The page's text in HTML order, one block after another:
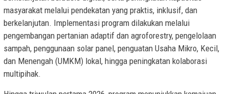
masyarakat melalui pendekatan yang praktis, inklusif, dan
berkelanjutan. Implementasi program dilakukan melalui
pengembangan pertanian adaptif dan agroforestry, pengelolaan
sampah, penggunaan solar panel, penguatan Usaha Mikro, Kecil,
dan Menengah (UMKM) lokal, hingga peningkatan kolaborasi
multipihak.